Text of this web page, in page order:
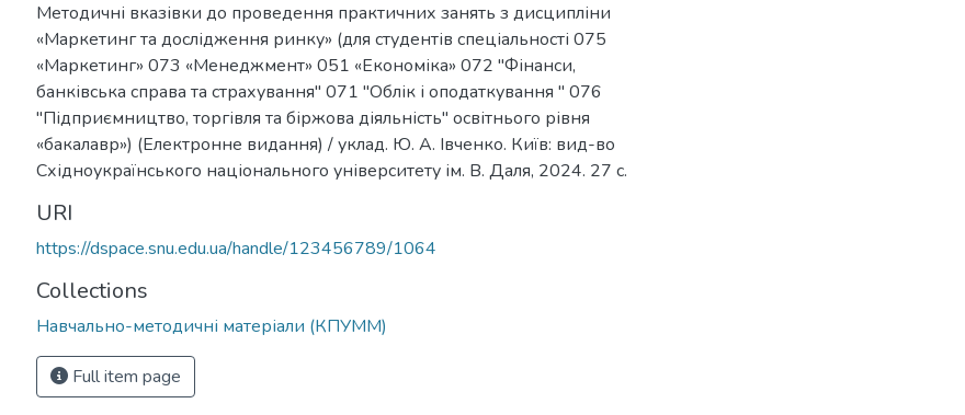
Методичні вказівки до проведення практичних занять з дисципліни
«Маркетинг та дослідження ринку» (для студентів спеціальності 075
«Маркетинг» 073 «Менеджмент» 051 «Економіка» 072 "Фінанси,
банківська справа та страхування" 071 "Облік і оподаткування " 076
"Підприємництво, торгівля та біржова діяльність" освітнього рівня
«бакалавр») (Електронне видання) / уклад. Ю. А. Івченко. Київ: вид-во
Східноукраїнського національного університету ім. В. Даля, 2024. 27 с.
URI
https://dspace.snu.edu.ua/handle/123456789/1064
Collections
Навчально-методичні матеріали (КПУММ)
Full item page